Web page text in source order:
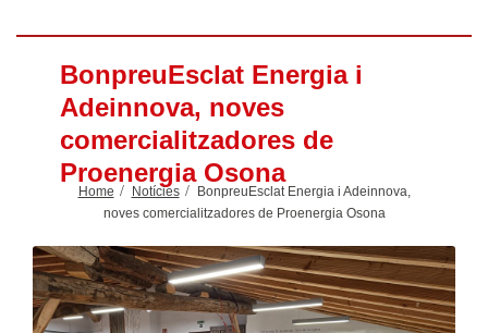
BonpreuEsclat Energia i
Adeinnova, noves
comercialitzadores de
Proenergia Osona
Home Notícies
BonpreuEsclat Energia i Adeinnova,
noves comercialitzadores de Proenergia Osona